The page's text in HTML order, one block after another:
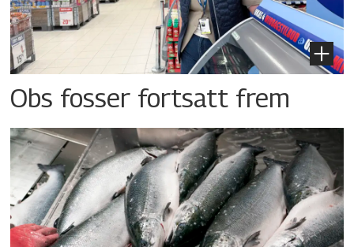
Obs fosser fortsatt frem